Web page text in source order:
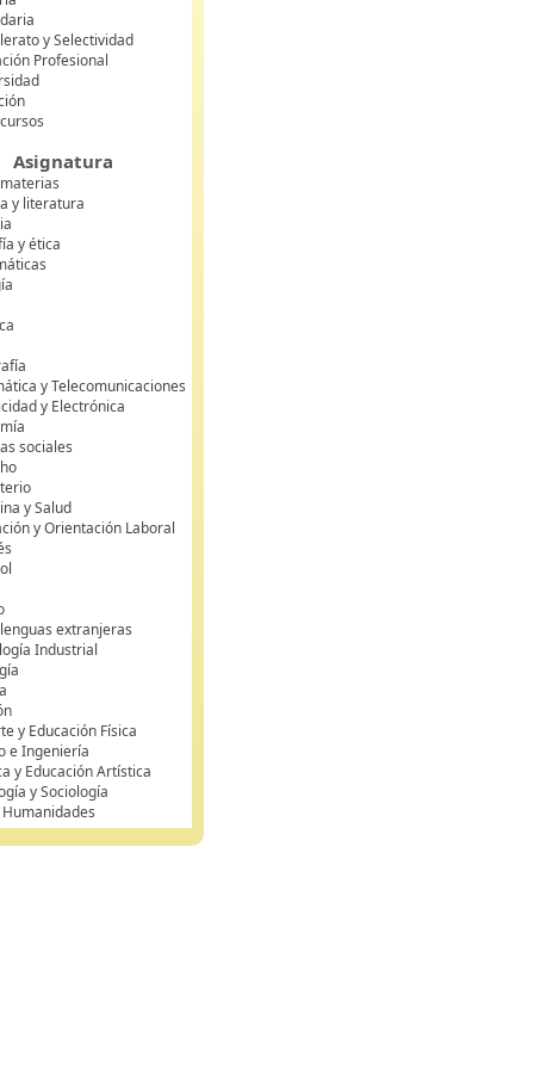
y Selectividad
Profesional
Asignatura
y literatura
y ética
y Telecomunicaciones
y Electrónica
sociales
y Salud
y Orientación Laboral
extranjeras
Industrial
y Educación Física
e Ingeniería
y Educación Artística
y Sociología